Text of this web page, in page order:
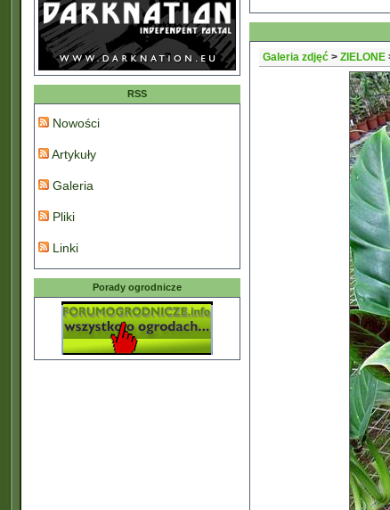
RSS
Nowości
Artykuły
Galeria
Pliki
Linki
Porady ogrodnicze
Galeria zdjęć > ZIELONE